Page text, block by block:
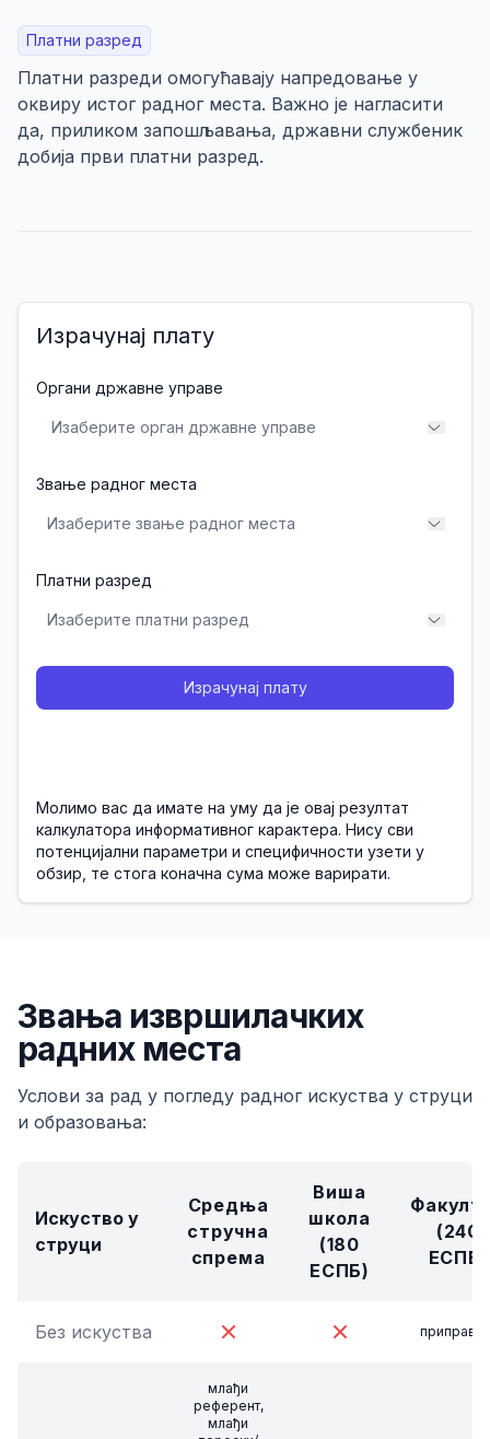
Платни разред
Платни разреди омогућавају напредовање у
оквиру истог радног места. Важно је нагласити
да, приликом запошљавања, државни службеник
добија први платни разред.
Израчунај плату
Органи државне управе
Звање радног места
Платни разред
Израчунај плату
Молимо вас да имате на уму да је овај резултат
калкулатора информативног карактера. Нису сви
потенцијални параметри и специфичности узети у
обзир, те стога коначна сума може варирати.
Звања извршилачких
радних места
Услови за рад у погледу радног искуства у струци
и образовања:
Искуство у
струци
Средња
стручна
спрема
Виша
школа
(180
ЕСПБ)
(240
ЕСПБ)
Без искуства
млађи
референт,
млађи